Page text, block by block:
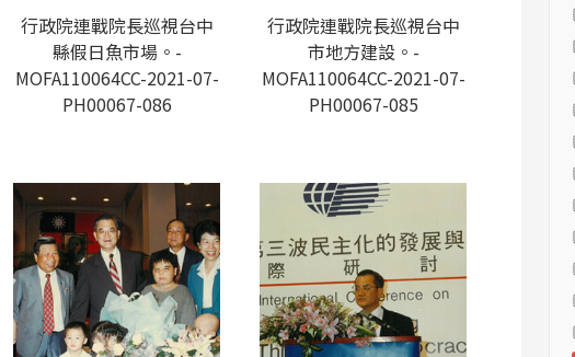
行政院連戰院長巡視台中
縣假日魚市場。-
MOFA110064CC-2021-07-
PH00067-086
行政院連戰院長巡視台中
市地方建設。-
MOFA110064CC-2021-07-
PH00067-085